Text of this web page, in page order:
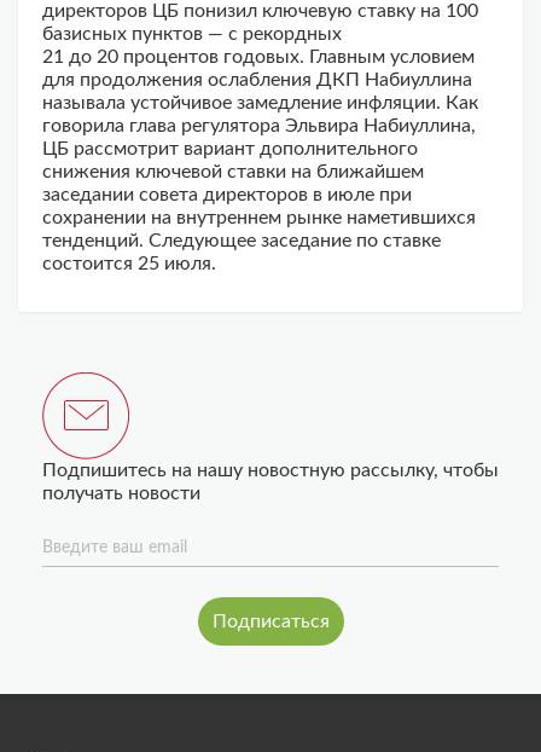
директоров ЦБ понизил ключевую ставку на 100
базисных пунктов — с рекордных
21 до 20 процентов годовых. Главным условием
для продолжения ослабления ДКП Набиуллина
называла устойчивое замедление инфляции. Как
говорила глава регулятора Эльвира Набиуллина,
ЦБ рассмотрит вариант дополнительного
снижения ключевой ставки на ближайшем
заседании совета директоров в июле при
сохранении на внутреннем рынке наметившихся
тенденций. Следующее заседание по ставке
состоится 25 июля.
Подпишитесь на нашу новостную рассылку, чтобы
получать новости
Введите ваш email